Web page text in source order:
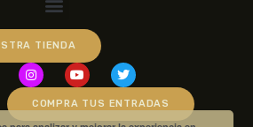
TIENDA
COMPRA TUS ENTRADAS